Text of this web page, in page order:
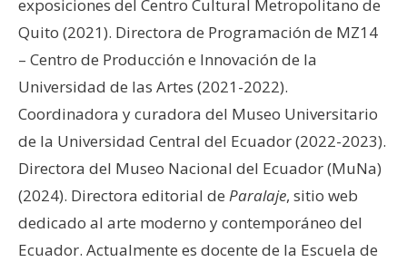
exposiciones del Centro Cultural Metropolitano de
Quito (2021). Directora de Programación de MZ14
– Centro de Producción e Innovación de la
Universidad de las Artes (2021-2022).
Coordinadora y curadora del Museo Universitario
de la Universidad Central del Ecuador (2022-2023).
Directora del Museo Nacional del Ecuador (MuNa)
(2024). Directora editorial de Paralaje, sitio web
dedicado al arte moderno y contemporáneo del
Ecuador. Actualmente es docente de la Escuela de